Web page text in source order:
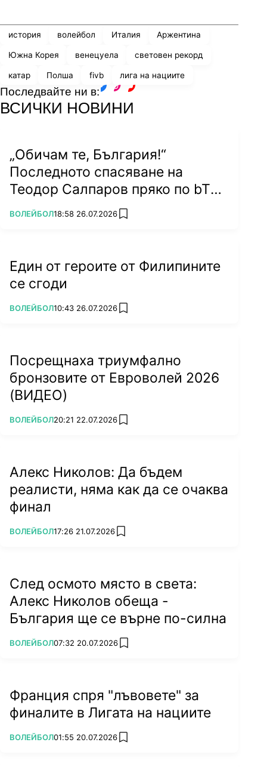
история волейбол Италия Аржентина
Южна Корея венецуела световен рекорд
катар Полша fivb лига на нациите
Последвайте ни в:
ВСИЧКИ НОВИНИ
„Обичам те, България!“
Последното спасяване на
Теодор Салпаров пряко по bTV
на 5 септември (ВИДЕО)
ПОВЕЧЕ ОТ
ВОЛЕЙБОЛ18:58 26.07.2026 add favorites
Един от героите от Филипините
се сгоди
ПОВЕЧЕ ОТ
ВОЛЕЙБОЛ10:43 26.07.2026 add favorites
Посрещнаха триумфално
бронзовите от Евроволей 2026
(ВИДЕО)
ПОВЕЧЕ ОТ
ВОЛЕЙБОЛ20:21 22.07.2026 add favorites
Алекс Николов: Да бъдем
реалисти, няма как да се очаква
финал
ПОВЕЧЕ ОТ
ВОЛЕЙБОЛ17:26 21.07.2026 add favorites
След осмото място в света:
Алекс Николов обеща -
България ще се върне по-силна
ПОВЕЧЕ ОТ
ВОЛЕЙБОЛ07:32 20.07.2026 add favorites
Франция спря "лъвовете" за
финалите в Лигата на нациите
ПОВЕЧЕ ОТ
ВОЛЕЙБОЛ01:55 20.07.2026 add favorites